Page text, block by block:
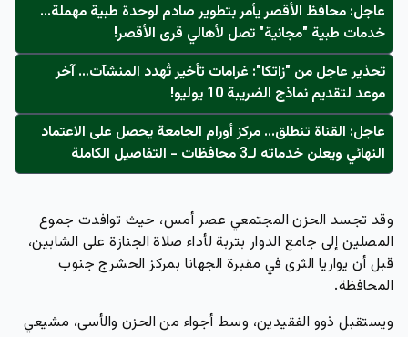
عاجل: محافظ الأقصر يأمر بتطوير صادم لوحدة طبية مهملة...
خدمات طبية "مجانية" تصل لأهالي قرى الأقصر!
تحذير عاجل من "زاتكا": غرامات تأخير تُهدد المنشآت… آخر
موعد لتقديم نماذج الضريبة 10 يوليو!
عاجل: القناة تنطلق... مركز أورام الجامعة يحصل على الاعتماد
النهائي ويعلن خدماته لـ3 محافظات - التفاصيل الكاملة
وقد تجسد الحزن المجتمعي عصر أمس، حيث توافدت جموع
المصلين إلى جامع الدوار بتربة لأداء صلاة الجنازة على الشابين،
قبل أن يواريا الثرى في مقبرة الجهانا بمركز الحشرججنوب
المحافظة.
ويستقبل ذوو الفقيدين، وسط أجواء من الحزن والأسى، مشيعي